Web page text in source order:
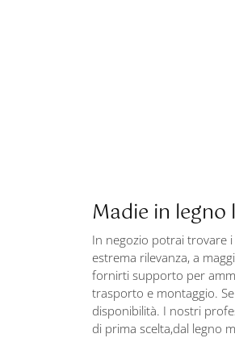
Madie in
In negozio potrai trovare
estrema rilevanza, a
fornirti supporto per
trasporto e montaggio.
disponibilità. I nostri
di prima scelta,dal legno